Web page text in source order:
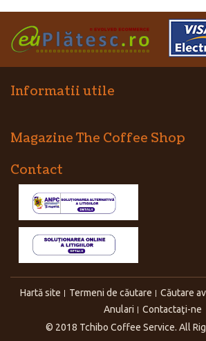
Informatii utile
Magazine The Coffee Shop
Contact
Hartă site Termeni de căutare Căutare
Anulari
Contactaţi-ne
© 2018 Tchibo Coffee Service. All